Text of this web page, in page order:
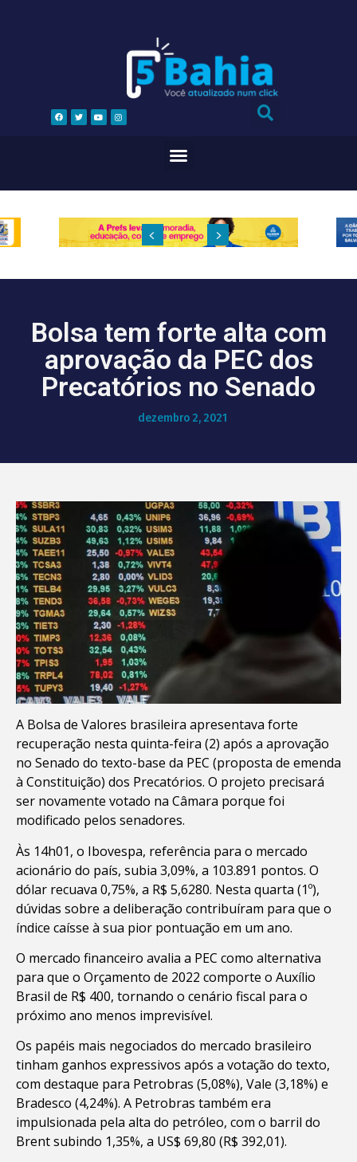
Bolsa tem forte alta com
aprovação da PEC dos
Precatórios no Senado
dezembro 2, 2021
A Bolsa de Valores brasileira apresentava forte
recuperação nesta quinta-feira (2) após a aprovação
no Senado do texto-base da PEC (proposta de emenda
à Constituição) dos Precatórios. O projeto precisará
ser novamente votado na Câmara porque foi
modificado pelos senadores.
Às 14h01, o Ibovespa, referência para o mercado
acionário do país, subia 3,09%, a 103.891 pontos. O
dólar recuava 0,75%, a R$ 5,6280. Nesta quarta (1º),
dúvidas sobre a deliberação contribuíram para que o
índice caísse à sua pior pontuação em um ano.
O mercado financeiro avalia a PEC como alternativa
para que o Orçamento de 2022 comporte o Auxílio
Brasil de R$ 400, tornando o cenário fiscal para o
próximo ano menos imprevisível.
Os papéis mais negociados do mercado brasileiro
tinham ganhos expressivos após a votação do texto,
com destaque para Petrobras (5,08%), Vale (3,18%) e
Bradesco (4,24%). A Petrobras também era
impulsionada pela alta do petróleo, com o barril do
Brent subindo 1,35%, a US$ 69,80 (R$ 392,01).